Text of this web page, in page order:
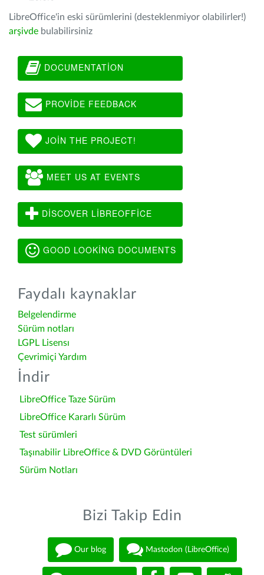
LibreOffice'in eski sürümlerini (desteklenmiyor olabilirler!)
arşivde bulabilirsiniz
DOCUMENTATION
PROVIDE FEEDBACK
JOIN THE PROJECT!
MEET US AT EVENTS
DISCOVER LIBREOFFICE
GOOD LOOKING DOCUMENTS
Faydalı kaynaklar
Belgelendirme
Sürüm notları
LGPL Lisensı
Çevrimiçi Yardım
İndir
LibreOffice Taze Sürüm
LibreOffice Kararlı Sürüm
Test sürümleri
Taşınabilir LibreOffice & DVD Görüntüleri
Sürüm Notları
Bizi Takip Edin
Our blog Mastodon (LibreOffice)